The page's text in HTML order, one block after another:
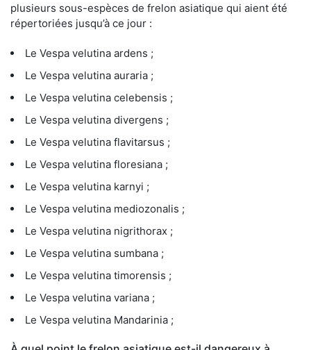
plusieurs sous-espèces de frelon asiatique qui aient été
répertoriées jusqu’à ce jour :
Le Vespa velutina ardens ;
Le Vespa velutina auraria ;
Le Vespa velutina celebensis ;
Le Vespa velutina divergens ;
Le Vespa velutina flavitarsus ;
Le Vespa velutina floresiana ;
Le Vespa velutina karnyi ;
Le Vespa velutina mediozonalis ;
Le Vespa velutina nigrithorax ;
Le Vespa velutina sumbana ;
Le Vespa velutina timorensis ;
Le Vespa velutina variana ;
Le Vespa velutina Mandarinia ;